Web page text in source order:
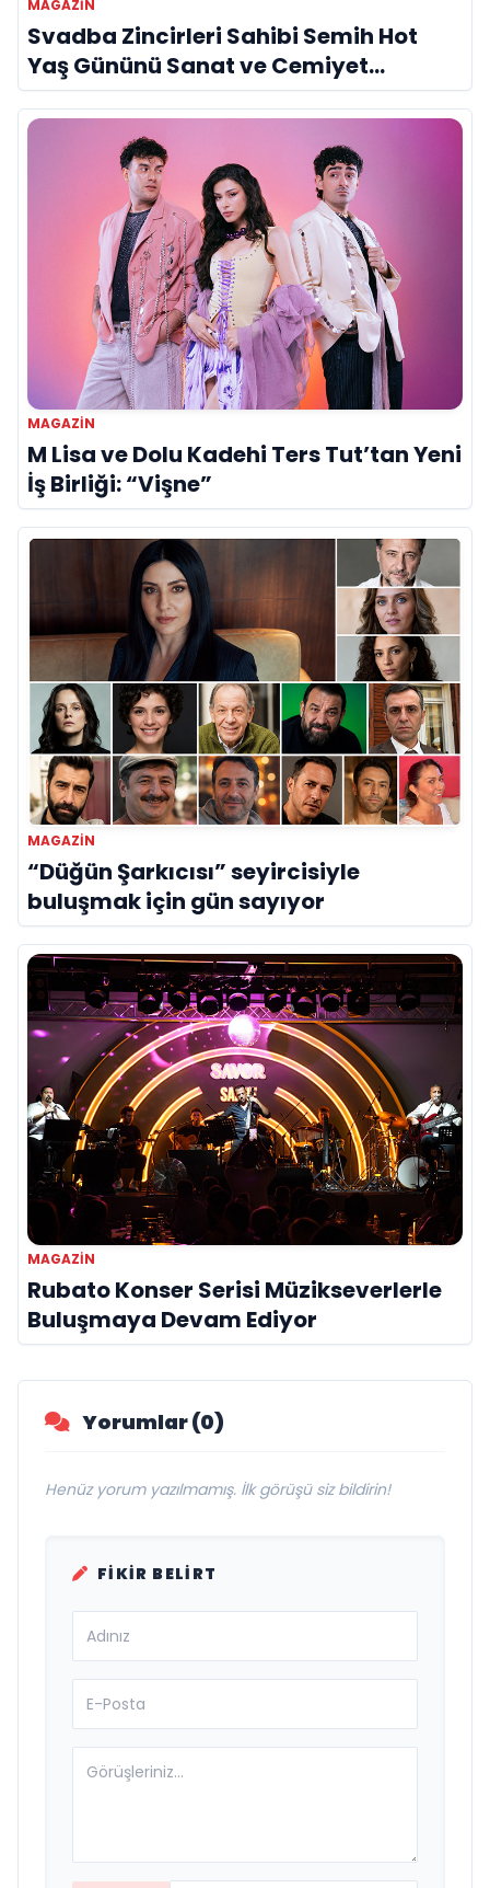
MAGAZIN
Svadba Zincirleri Sahibi Semih Hot
Yaş Gününü Sanat ve Cemiyet
Dünyasının Ünlü İsimleriyle Kutladı!
MAGAZIN
M Lisa ve Dolu Kadehi Ters Tut’tan Yeni
İş Birliği: “Vişne”
MAGAZIN
“Düğün Şarkıcısı” seyircisiyle
buluşmak için gün sayıyor
MAGAZIN
Rubato Konser Serisi Müzikseverlerle
Buluşmaya Devam Ediyor
Yorumlar (0)
Henüz yorum yazılmamış. İlk görüşü siz bildirin!
FIKIR BELIRT